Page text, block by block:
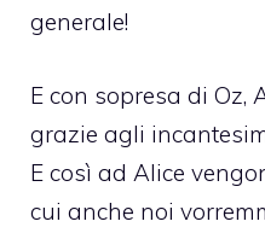
generale!
E con sopresa di Oz,
grazie agli
E così ad Alice
cui anche noi